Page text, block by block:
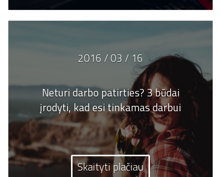
2016 / 03 / 16
Neturi darbo patirties? 3 būdai
įrodyti, kad esi tinkamas darbui
Skaityti plačiau